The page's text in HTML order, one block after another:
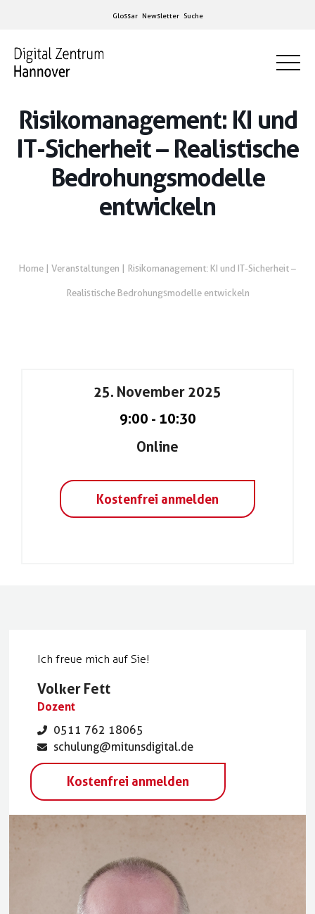
Glossar Newsletter Suche
Risikomanagement: KI und
IT-Sicherheit – Realistische
Bedrohungsmodelle
entwickeln
Home | Veranstaltungen | Risikomanagement: KI und IT-Sicherheit –
Realistische Bedrohungsmodelle entwickeln
25. November 2025
9:00 - 10:30
Online
Kostenfrei anmelden
Ich freue mich auf Sie!
Volker Fett
Dozent
0511 762 18065
schulung@mitunsdigital.de
Kostenfrei anmelden